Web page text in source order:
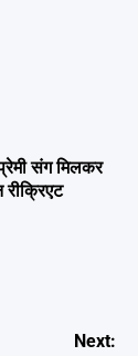
संग मिलकर
Next: